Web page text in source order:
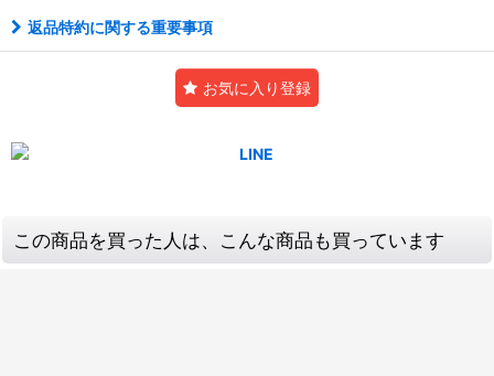
返品特約に関する重要事項
お気に入り登録
この商品を買った人は、こんな商品も買っています